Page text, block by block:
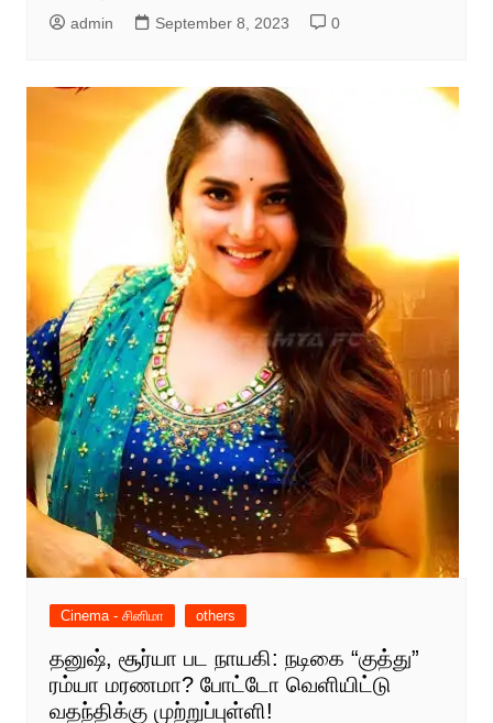
admin September 8, 2023 0
Cinema - சினிமா others
தனுஷ், சூர்யா பட நாயகி: நடிகை “குத்து”
ரம்யா மரணமா? போட்டோ வெளியிட்டு
வதந்திக்கு முற்றுப்புள்ளி!